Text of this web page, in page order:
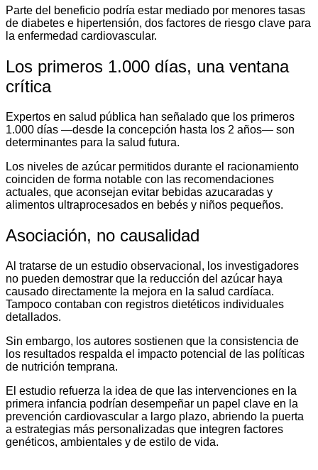
Parte del beneficio podría estar mediado por menores tasas
de diabetes e hipertensión, dos factores de riesgo clave para
la enfermedad cardiovascular.
Los primeros 1.000 días, una ventana
crítica
Expertos en salud pública han señalado que los primeros
1.000 días —desde la concepción hasta los 2 años— son
determinantes para la salud futura.
Los niveles de azúcar permitidos durante el racionamiento
coinciden de forma notable con las recomendaciones
actuales, que aconsejan evitar bebidas azucaradas y
alimentos ultraprocesados en bebés y niños pequeños.
Asociación, no causalidad
Al tratarse de un estudio observacional, los investigadores
no pueden demostrar que la reducción del azúcar haya
causado directamente la mejora en la salud cardíaca.
Tampoco contaban con registros dietéticos individuales
detallados.
Sin embargo, los autores sostienen que la consistencia de
los resultados respalda el impacto potencial de las políticas
de nutrición temprana.
El estudio refuerza la idea de que las intervenciones en la
primera infancia podrían desempeñar un papel clave en la
prevención cardiovascular a largo plazo, abriendo la puerta
a estrategias más personalizadas que integren factores
genéticos, ambientales y de estilo de vida.